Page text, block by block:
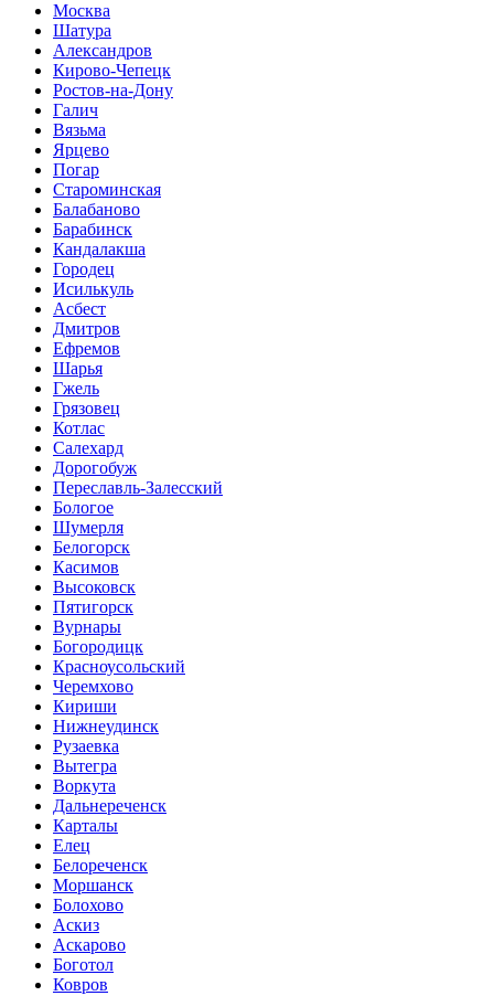
Москва
Шатура
Александров
Кирово-Чепецк
Ростов-на-Дону
Галич
Вязьма
Ярцево
Погар
Староминская
Балабаново
Барабинск
Кандалакша
Городец
Исилькуль
Асбест
Дмитров
Ефремов
Шарья
Гжель
Грязовец
Котлас
Салехард
Дорогобуж
Переславль-Залесский
Бологое
Шумерля
Белогорск
Касимов
Высоковск
Пятигорск
Вурнары
Богородицк
Красноусольский
Черемхово
Кириши
Нижнеудинск
Рузаевка
Вытегра
Воркута
Дальнереченск
Карталы
Елец
Белореченск
Моршанск
Болохово
Аскиз
Аскарово
Боготол
Ковров